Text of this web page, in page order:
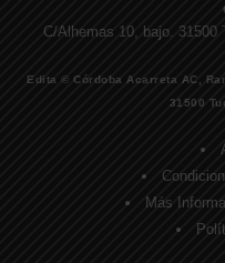
C/Alhemas 10, bajo. 31500
Edita © Córdoba Acarreta AC,
31500
Más